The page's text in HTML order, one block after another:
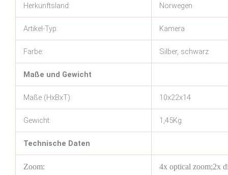
Herkunftsland: Norwegen
Artikel-Typ: Kamera
Farbe: Silber, schwarz
Maße und Gewicht
Maße (HxBxT): 10x22x14
Gewicht: 1,45Kg
Technische Daten
Zoom: 4x optical zoom;2x